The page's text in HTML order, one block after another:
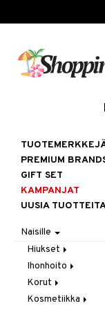
PREMIUM
GIFT SET
KAMPANJAT
UUSIA
Naisille
Hiukset
Gift Set
Harjat / Kammat
Hiuskuurit
Ihonhoito
Aurinkotuotteet
Erikoistuotteet
Korut
Kaulakorut
Kosmetiikka